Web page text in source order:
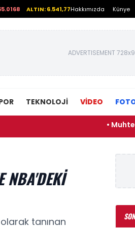
ALTIN: 6.541,77Hakkımızda Künye
ADVERTISEMENT
TEKNOLOJI VİDEO
• Muhtemel
NBA'DEKI
tanınan